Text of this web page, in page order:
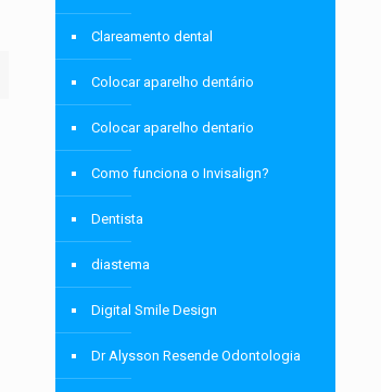
Clareamento dental
Colocar aparelho dentário
Colocar aparelho dentario
Como funciona o Invisalign?
Dentista
diastema
Digital Smile Design
Dr Alysson Resende Odontologia